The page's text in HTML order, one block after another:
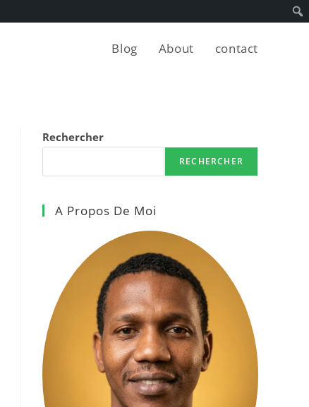
Blog About contact
Rechercher
RECHERCHER
A Propos De Moi